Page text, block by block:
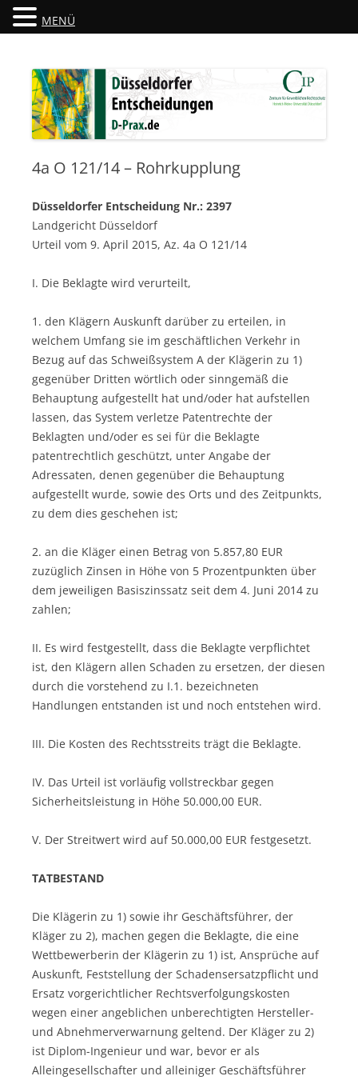
Düsseldorfer Entscheidungen
4a O 121/14 – Rohrkupplung
Düsseldorfer Entscheidung Nr.: 2397
Landgericht Düsseldorf
Urteil vom 9. April 2015, Az. 4a O 121/14
I. Die Beklagte wird verurteilt,
1. den Klägern Auskunft darüber zu erteilen, in
welchem Umfang sie im geschäftlichen Verkehr in
Bezug auf das Schweißsystem A der Klägerin zu 1)
gegenüber Dritten wörtlich oder sinngemäß die
Behauptung aufgestellt hat und/oder hat aufstellen
lassen, das System verletze Patentrechte der
Beklagten und/oder es sei für die Beklagte
patentrechtlich geschützt, unter Angabe der
Adressaten, denen gegenüber die Behauptung
aufgestellt wurde, sowie des Orts und des Zeitpunkts,
zu dem dies geschehen ist;
2. an die Kläger einen Betrag von 5.857,80 EUR
zuzüglich Zinsen in Höhe von 5 Prozentpunkten über
dem jeweiligen Basiszinssatz seit dem 4. Juni 2014 zu
zahlen;
II. Es wird festgestellt, dass die Beklagte verpflichtet
ist, den Klägern allen Schaden zu ersetzen, der diesen
durch die vorstehend zu I.1. bezeichneten
Handlungen entstanden ist und noch entstehen wird.
III. Die Kosten des Rechtsstreits trägt die Beklagte.
IV. Das Urteil ist vorläufig vollstreckbar gegen
Sicherheitsleistung in Höhe 50.000,00 EUR.
V. Der Streitwert wird auf 50.000,00 EUR festgesetzt.
TATBESTAND
Die Klägerin zu 1) sowie ihr Geschäftsführer, der
Kläger zu 2), machen gegen die Beklagte, die eine
Wettbewerberin der Klägerin zu 1) ist, Ansprüche auf
Auskunft, Feststellung der Schadensersatzpflicht und
Ersatz vorgerichtlicher Rechtsverfolgungskosten
wegen einer angeblichen unberechtigten Hersteller-
und Abnehmerverwarnung geltend. Der Kläger zu 2)
ist Diplom-Ingenieur und war, bevor er als
Alleingesellschafter und alleiniger Geschäftsführer
MENÜ